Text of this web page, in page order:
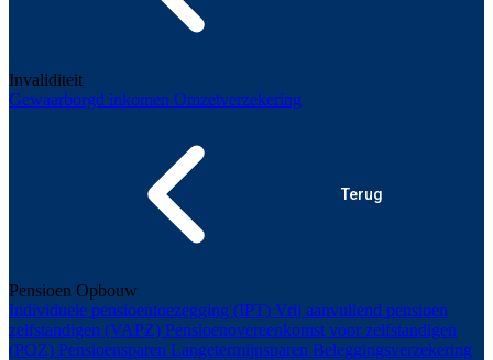
Invaliditeit
Gewaarborgd inkomen Omzetverzekering
Terug
Pensioen Opbouw
Individuele pensioentoezegging (IPT) Vrij aanvullend pensioen
zelfstandigen (VAPZ) Pensioenovereenkomst voor zelfstandigen
(POZ) Pensioensparen Langetermijnsparen Beleggingsverzekering